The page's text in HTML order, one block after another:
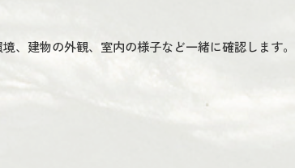
、建物の外観、室内の様子など一緒に確認します。